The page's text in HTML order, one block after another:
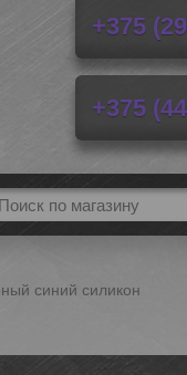
+375
+375
синий силикон